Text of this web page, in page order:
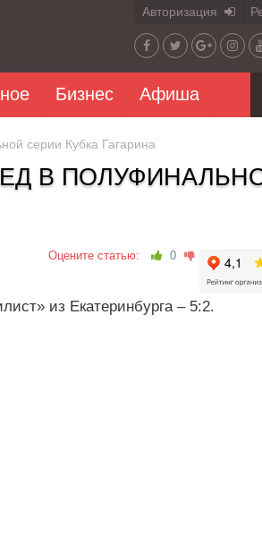
Авторизация
Бизнес Афиша
серии Кубка Гагарина
В
Оцените статью: 0
из Екатеринбурга – 5:2.